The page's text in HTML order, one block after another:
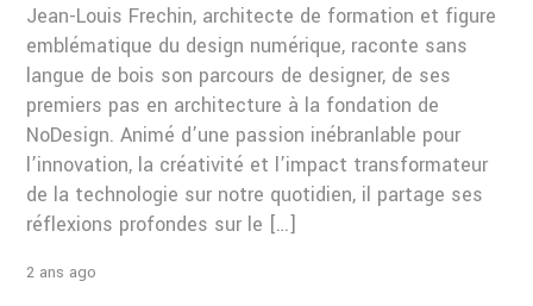
Jean-Louis Frechin, architecte de formation et figure
emblématique du design numérique, raconte sans
langue de bois son parcours de designer, de ses
premiers pas en architecture à la fondation de
NoDesign. Animé d’une passion inébranlable pour
l’innovation, la créativité et l’impact transformateur
de la technologie sur notre quotidien, il partage ses
réflexions profondes sur le […]
2 ans ago